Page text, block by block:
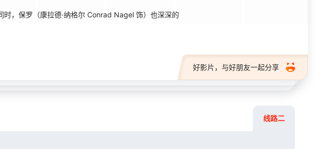
，保罗（康拉德·纳格尔 Conrad Nagel 饰）也深深的
好影片，与好朋友一起分享
线路二